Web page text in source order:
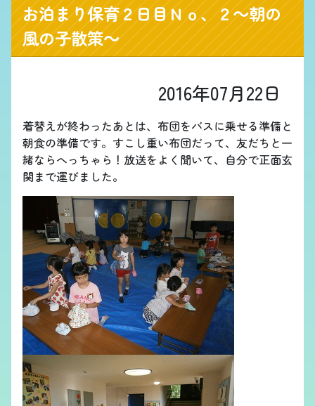
お泊まり保育２日目Ｎｏ、２～朝の
風の子散策～
2016年07月22日
着替えが終わったあとは、布団をバスに乗せる準備と
朝食の準備です。すこし重い布団だって、友だちと一
緒ならへっちゃら！放送をよく聞いて、自分で正面玄
関まで運びました。